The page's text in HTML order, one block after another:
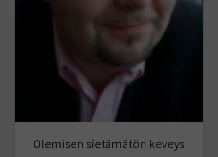
Olemisen sietämätön keveys